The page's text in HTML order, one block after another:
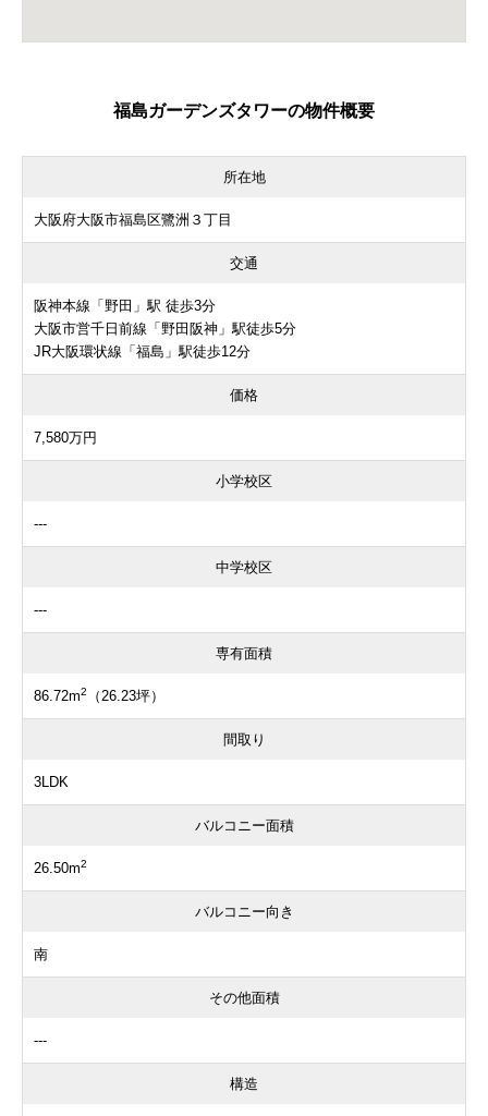
福島ガーデンズタワーの物件概要
所在地
大阪府大阪市福島区鷺洲３丁目
交通
阪神本線「野田」駅 徒歩3分
大阪市営千日前線「野田阪神」駅徒歩5分
JR大阪環状線「福島」駅徒歩12分
価格
7,580万円
小学校区
---
中学校区
---
専有面積
86.72m2 （26.23坪）
間取り
3LDK
バルコニー面積
26.50m2
バルコニー向き
南
その他面積
---
構造